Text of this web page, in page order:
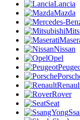
Lancia
Mazda
Nissan
Opel
Rover
Seat